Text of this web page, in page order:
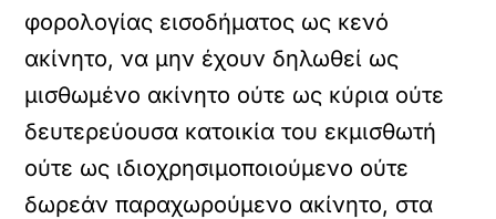
φορολογίας εισοδήματος ως κενό
ακίνητο, να μην έχουν δηλωθεί ως
μισθωμένο ακίνητο ούτε ως κύρια ούτε
δευτερεύουσα κατοικία του εκμισθωτή
ούτε ως ιδιοχρησιμοποιούμενο ούτε
δωρεάν παραχωρούμενο ακίνητο, στα